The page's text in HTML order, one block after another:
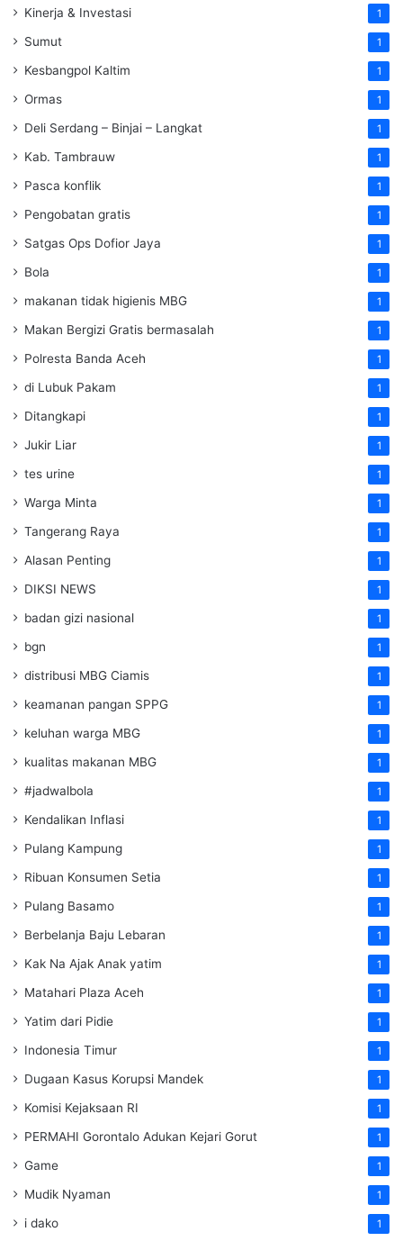
Kinerja & Investasi 1
Sumut 1
Kesbangpol Kaltim 1
Ormas 1
Deli Serdang – Binjai – Langkat 1
Kab. Tambrauw 1
Pasca konflik 1
Pengobatan gratis 1
Satgas Ops Dofior Jaya 1
Bola 1
makanan tidak higienis MBG 1
Makan Bergizi Gratis bermasalah 1
Polresta Banda Aceh 1
di Lubuk Pakam 1
Ditangkapi 1
Jukir Liar 1
tes urine 1
Warga Minta 1
Tangerang Raya 1
Alasan Penting 1
DIKSI NEWS 1
badan gizi nasional 1
bgn 1
distribusi MBG Ciamis 1
keamanan pangan SPPG 1
keluhan warga MBG 1
kualitas makanan MBG 1
#jadwalbola 1
Kendalikan Inflasi 1
Pulang Kampung 1
Ribuan Konsumen Setia 1
Pulang Basamo 1
Berbelanja Baju Lebaran 1
Kak Na Ajak Anak yatim 1
Matahari Plaza Aceh 1
Yatim dari Pidie 1
Indonesia Timur 1
Dugaan Kasus Korupsi Mandek 1
Komisi Kejaksaan RI 1
PERMAHI Gorontalo Adukan Kejari Gorut 1
Game 1
Mudik Nyaman 1
i dako 1